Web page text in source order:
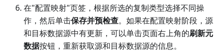
在"配置映射"页签，根据所选的复制类型选择不同操
作，然后单击保存并预检查。如果在配置映射阶段，源
和目标数据源中有更新，可以单击页面右上角的刷新元
数据按钮，重新获取源和目标数据源的信息。